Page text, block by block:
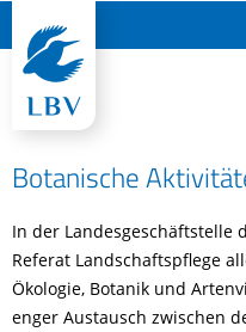
Botanische
In der Landesgeschäftstelle
Referat Landschaftspflege
Ökologie, Botanik und
enger Austausch zwischen